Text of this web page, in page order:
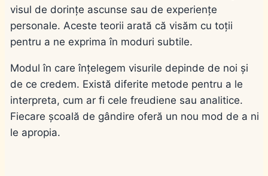
visul de dorințe ascunse sau de experiențe
personale. Aceste teorii arată că visăm cu toții
pentru a ne exprima în moduri subtile.
Modul în care înțelegem visurile depinde de noi și
de ce credem. Există diferite metode pentru a le
interpreta, cum ar fi cele freudiene sau analitice.
Fiecare școală de gândire oferă un nou mod de a ni
le apropia.